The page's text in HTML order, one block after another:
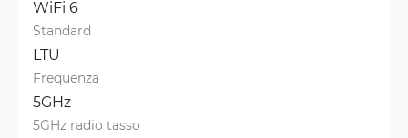
WiFi 6
Standard
LTU
Frequenza
5GHz
5GHz radio tasso